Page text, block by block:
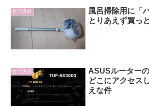
住宅設備
風呂掃除用に「
とりあえず買っ
住宅設備
ASUSルーター
どこにアクセス
えな件